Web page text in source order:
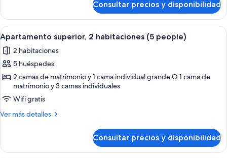
(4
people)
superior,
habitaciones
people)
Consultar precios y disponibilidad
Abrir
todas
las
fotos
de
Apartamento
superior,
2
people)
Un dormitorio con cama, mesita de
7
Apartamento superior, 2 habitaciones (5 people)
2 habitaciones
5 huéspedes
2 camas de matrimonio y 1 cama individual grande O 1 cama de
matrimonio y 3 camas individuales
Wifi gratis
Ver más detalles
Más
superior,
Consultar precios y disponibilidad